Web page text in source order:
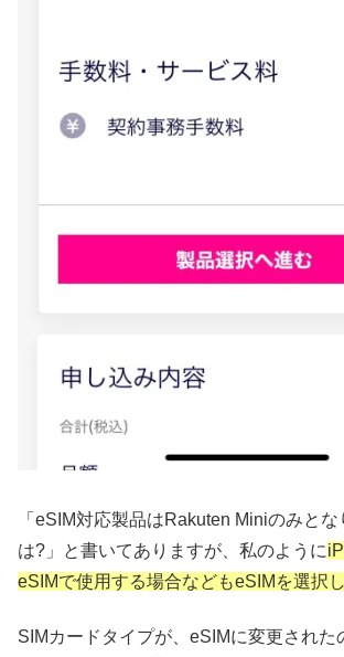
「eSIM対応製品はRakuten Miniのみと
は?」と書いてありますが、私のように
eSIMで使用する場合などもeSIMを選択
SIMカードタイプが、eSIMに変更された